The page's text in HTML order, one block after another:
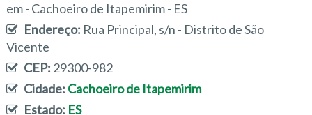
em - Cachoeiro de Itapemirim - ES
Endereço: Rua Principal, s/n - Distrito de São
Vicente
CEP: 29300-982
Cidade: Cachoeiro de Itapemirim
Estado: ES